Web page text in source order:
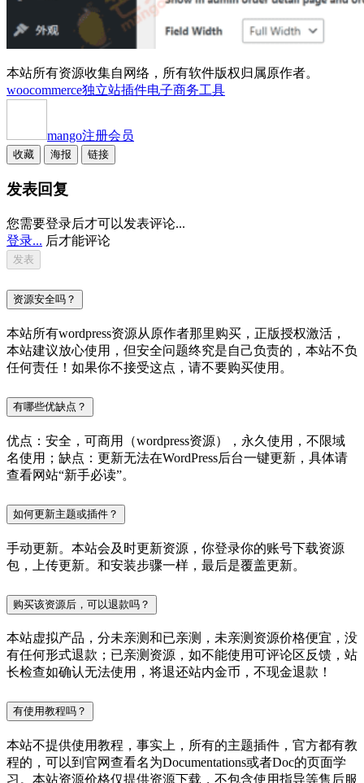
本站所有资源收集自网络，所有软件版权归属原作者。
woocommerce独立站插件电子商务工具
mango注册会员
收藏 海报 链接
发表回复
您需要登录后才可以发表评论...
登录... 后才能评论
资源安全吗？
本站所有wordpress资源从原作者那里购买，正版授权激活，
本站建议放心使用，但安全问题终究是自己负责的，本站不负
任何责任！如果你不接受这点，请不要购买使用。
有哪些优缺点？
优点：安全，可商用（wordpress资源），永久使用，不限域
名使用；缺点：更新无法在WordPress后台一键更新，具体请
查看网站“新手必读”。
如何更新主题或插件？
手动更新。本站会及时更新资源，你登录你的账号下载资源
包，上传更新。和安装步骤一样，最后是覆盖更新。
购买该资源后，可以退款吗？
本站虚拟产品，分未亲测和已亲测，未亲测资源价格便宜，没
有任何形式退款；已亲测资源，如不能使用可评论区反馈，站
长检查如确认无法使用，将退还站内金币，不现金退款！
有使用教程吗？
本站不提供使用教程，事实上，所有的主题插件，官方都有教
程的，可以到官网查看名为Documentations或者Doc的页面学
习。本站资源价格仅提供资源下载，不包含使用指导等售后服